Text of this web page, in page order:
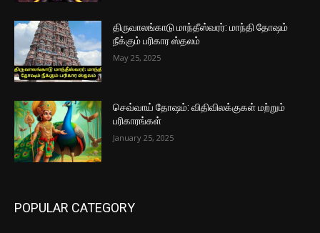
திருவாலங்காடு மாந்தீஸ்வரர்: மாந்தி தோஷம்
நீக்கும் பரிகார ஸ்தலம்
May 25, 2025
செவ்வாய் தோஷம்: விதிவிலக்குகள் மற்றும்
பரிகாரங்கள்
January 25, 2025
POPULAR CATEGORY